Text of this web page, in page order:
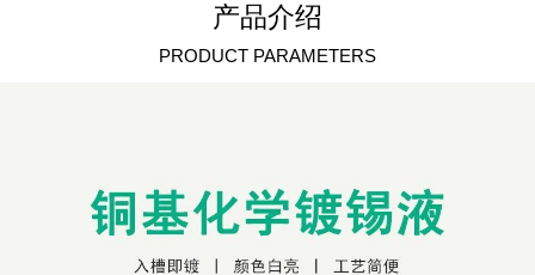
产品介绍
PRODUCT PARAMETERS